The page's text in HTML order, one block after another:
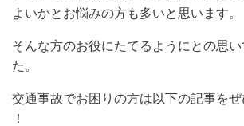
よいかとお悩みの方も多いと思います。
そんな方のお役にたてるようにとの思
た。
交通事故でお困りの方は以下の記事を
！